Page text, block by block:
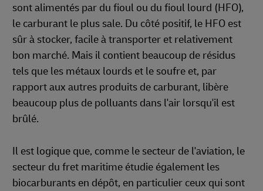
sont alimentés par du fioul ou du fioul lourd (HFO),
le carburant le plus sale. Du côté positif, le HFO est
sûr à stocker, facile à transporter et relativement
bon marché. Mais il contient beaucoup de résidus
tels que les métaux lourds et le soufre et, par
rapport aux autres produits de carburant, libère
beaucoup plus de polluants dans l'air lorsqu'il est
brûlé.
Il est logique que, comme le secteur de l'aviation, le
secteur du fret maritime étudie également les
biocarburants en dépôt, en particulier ceux qui sont